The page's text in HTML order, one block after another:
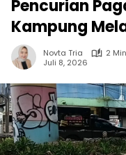
Pencurian
Kampung
Novta Tria
2
Juli 8, 2026